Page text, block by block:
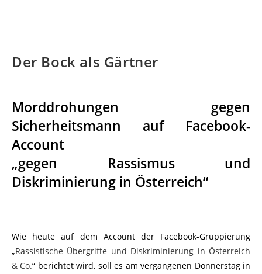
Der Bock als Gärtner
Morddrohungen gegen
Sicherheitsmann auf Facebook-
Account
„gegen Rassismus und
Diskriminierung in Österreich“
Wie heute auf dem Account der Facebook-Gruppierung
„Rassistische Übergriffe und Diskriminierung in Österreich
& Co.“ berichtet wird, soll es am vergangenen Donnerstag in